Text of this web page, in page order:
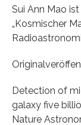
Sui Ann Mao
„Kosmischer
Detection of
galaxy five
Nature